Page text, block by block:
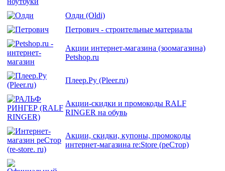
Олди (Oldi)
Петрович - строительные материалы
Акции интернет-магазина (зоомагазина)
Petshop.ru
Плеер.Ру (Pleer.ru)
Акции-скидки и промокоды RALF
RINGER на обувь
Акции, скидки, купоны, промокоды
интернет-магазина re:Store (реСтор)